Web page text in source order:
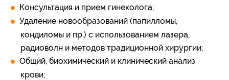
Консультация и прием гинеколога;
Удаление новообразований (папилломы,
кондиломы и пр.) с использованием лазера,
радиоволн и методов традиционной хирургии;
Общий, биохимический и клинический анализ
крови;